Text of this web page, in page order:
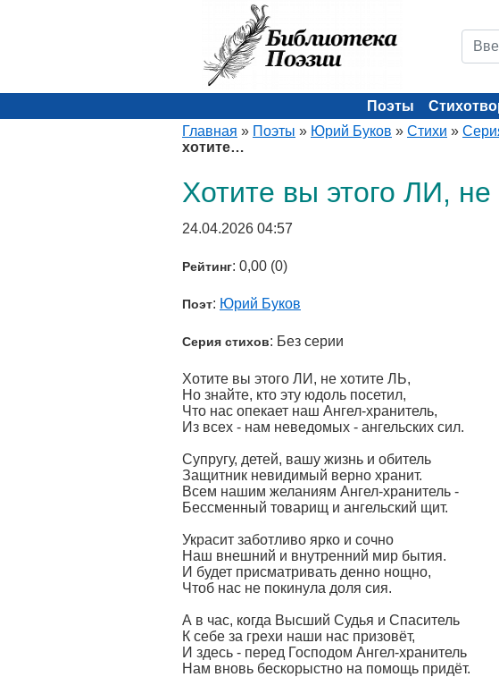
Поэты
Главная » Поэты » Юрий Буков » Стихи »
хотите…
Хотите вы этого ЛИ,
24.04.2026 04:57
Рейтинг: 0,00 (0)
Поэт: Юрий Буков
Серия стихов: Без серии
Хотите вы этого ЛИ, не хотите ЛЬ,
Но знайте, кто эту юдоль посетил,
Что нас опекает наш Ангел-хранитель,
Из всех - нам неведомых - ангельских сил.
Супругу, детей, вашу жизнь и обитель
Защитник невидимый верно хранит.
Всем нашим желаниям Ангел-хранитель -
Бессменный товарищ и ангельский щит.
Украсит заботливо ярко и сочно
Наш внешний и внутренний мир бытия.
И будет присматривать денно нощно,
Чтоб нас не покинула доля сия.
А в час, когда Высший Судья и Спаситель
К себе за грехи наши нас призовёт,
И здесь - перед Господом Ангел-хранитель
Нам вновь бескорыстно на помощь придёт.